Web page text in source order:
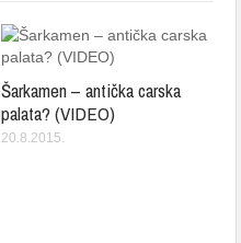
Šarkamen – antička carska
palata? (VIDEO)
20.8.2015.